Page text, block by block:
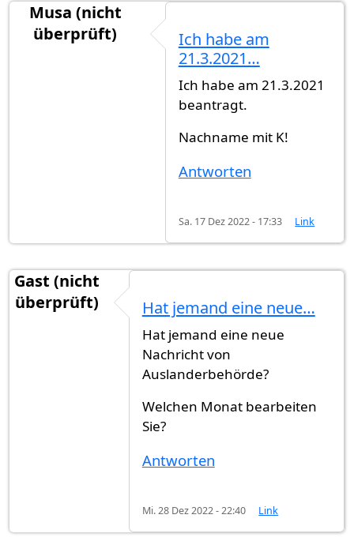
Musa (nicht
überprüft)
Ich habe am
21.3.2021…
Ich habe am 21.3.2021
beantragt.
Nachname mit K!
Antworten
Sa. 17 Dez 2022 - 17:33 Link
Gast (nicht
überprüft)
Hat jemand eine neue…
Hat jemand eine neue
Nachricht von
Auslanderbehörde?
Welchen Monat bearbeiten
Sie?
Antworten
Mi. 28 Dez 2022 - 22:40 Link